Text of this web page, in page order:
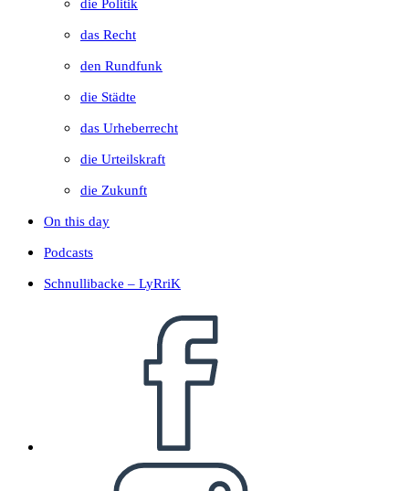
die Politik
das Recht
den Rundfunk
die Städte
das Urheberrecht
die Urteilskraft
die Zukunft
On this day
Podcasts
Schnullibacke – LyRriK